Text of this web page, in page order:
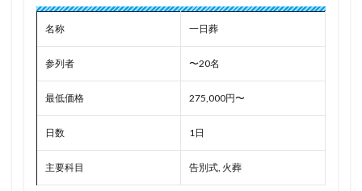
名称 一日葬
参列者 〜20名
最低価格 275,000円〜
日数 1日
主要科目 告別式, 火葬